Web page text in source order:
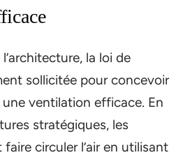
la loi de
sollicitée pour concevoir
ventilation efficace. En
stratégiques, les
circuler l’air en utilisant